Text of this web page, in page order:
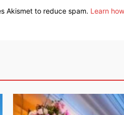
Akismet to reduce spam. Learn